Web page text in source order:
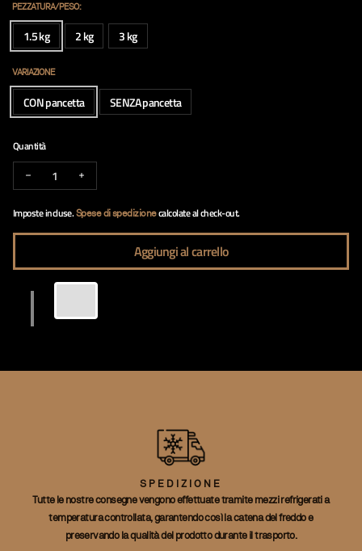
PEZZATURA/PESO:
1.5 kg 2 kg 3 kg
VARIAZIONE
CON pancetta SENZA pancetta
Quantità
Diminuire la quantità per ROAST BEEF DI SUINO
Aumenta la quantità per ROAST BEEF DI SUINO
Imposte incluse.Spese di spedizionecalcolate al check-out.
Aggiungi al carrello
SPEDIZIONE
Tutte le nostre consegne vengono effettuate tramite mezzi refrigerati a
temperatura controllata, garantendo così la catena del freddo e
preservando la qualità del prodotto durante il trasporto.